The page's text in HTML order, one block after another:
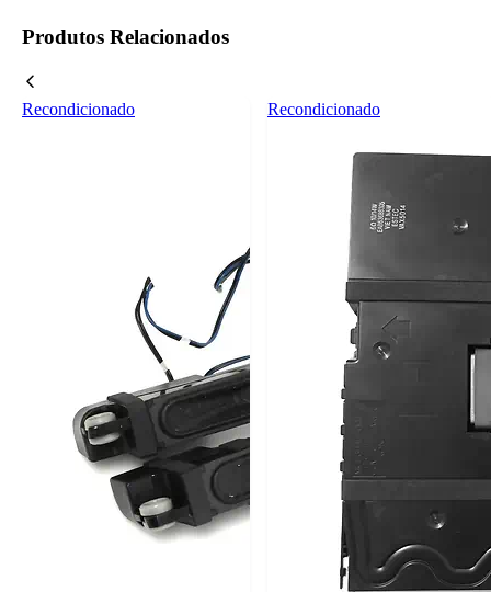
Produtos Relacionados
Recondicionado Recondicionado